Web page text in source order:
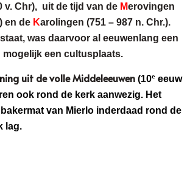
v. Chr), uit de tijd van de Merovingen
en de Karolingen (751 – 987 n. Chr.).
was daarvoor al eeuwenlang een
mogelijk een cultusplaats.
uit de volle Middeleeuwen (10e eeuw
ook rond de kerk aanwezig. Het
van Mierlo inderdaad rond de
lag.